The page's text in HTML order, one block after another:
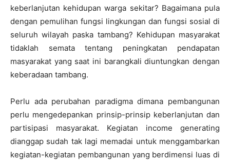
keberlanjutan kehidupan warga sekitar? Bagaimana pula
dengan pemulihan fungsi lingkungan dan fungsi sosial di
seluruh wilayah paska tambang? Kehidupan masyarakat
tidaklah semata tentang peningkatan pendapatan
masyarakat yang saat ini barangkali diuntungkan dengan
keberadaan tambang.
Perlu ada perubahan paradigma dimana pembangunan
perlu mengedepankan prinsip-prinsip keberlanjutan dan
partisipasi masyarakat. Kegiatan income generating
dianggap sudah tak lagi memadai untuk menggambarkan
kegiatan-kegiatan pembangunan yang berdimensi luas di